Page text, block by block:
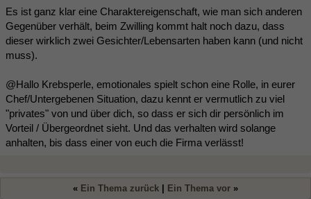
Es ist ganz klar eine Charaktereigenschaft, wie man sich anderen
Gegenüber verhält, beim Zwilling kommt halt noch dazu, dass
dieser wirklich zwei Gesichter/Lebensarten haben kann (und nicht
muss).
@Hallo Krebsperle, emotionales spielt schon eine Rolle, in eurer
Chef/Untergebenen Situation, dazu kennt er vermutlich zu viel
"privates" von und über dich, so dass er sich dir persönlich im
Vorteil / Übergeordnet sieht. Und das verhalten wird solange
anhalten, bis dass einer von euch die Firma verlässt!
« Ein Thema zurück Ein Thema vor »